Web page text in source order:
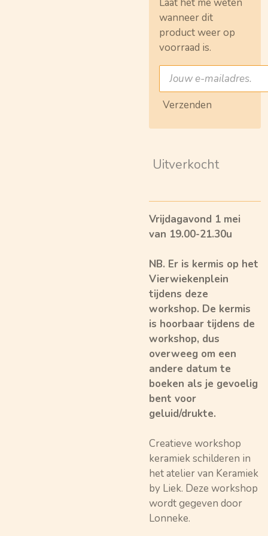
wanneer dit
product weer op
voorraad is.
Verzenden
Uitverkocht
Vrijdagavond 1 mei
van 19.00-21.30u
NB. Er is kermis op het
Vierwiekenplein
tijdens deze
workshop. De kermis
is hoorbaar tijdens de
workshop, dus
overweeg om een
andere datum te
boeken als je gevoelig
bent voor
geluid/drukte.
Creatieve workshop
keramiek schilderen in
het atelier van Keramiek
by Liek. Deze workshop
wordt gegeven door
Lonneke.